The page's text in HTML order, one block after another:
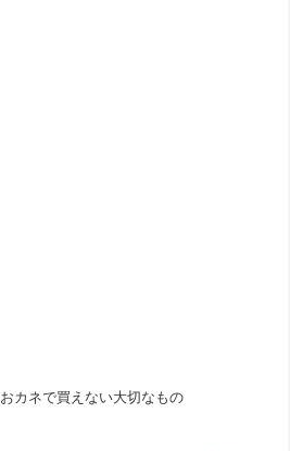
おカネで買えない大切なもの